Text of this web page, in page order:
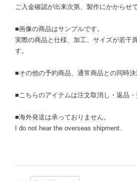
ご入金確認が出来次第、製作にかからせ
■画像の商品はサンプルです。
実際の商品と仕様、加工、サイズが若干
す。
■その他の予約商品、通常商品との同時決
■こちらのアイテムは注文取消し・返品・
■海外発送は承っておりません。
I do not hear the overseas shipment.